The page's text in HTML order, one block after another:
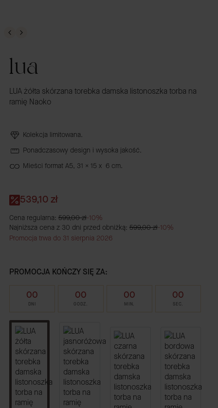
lua
LUA żółta skórzana torebka damska listonoszka torba na
ramię Naoko
Kolekcja limitowana.
Ponadczasowy design i wysoka jakość.
Mieści format A5, 31 x 15 x 6 cm.
539,10 zł
Cena regularna: 599,00 zł-10%
Najniższa cena z 30 dni przed obniżką: 599,00 zł-10%
Promocja trwa do 31 sierpnia 2026
PROMOCJA KOŃCZY SIĘ ZA:
00
DNI
00
GODZ.
00
MIN.
00
SEC.